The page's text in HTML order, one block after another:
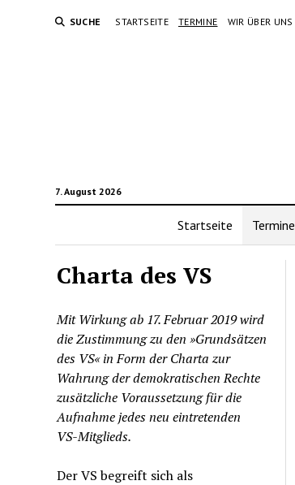
SUCHE STARTSEITE TERMINE WIR ÜBER UNS
7. August 2026
Startseite Termine
Charta des VS
Mit Wirkung ab 17. Februar 2019 wird
die Zustimmung zu den »Grundsätzen
des VS« in Form der Charta zur
Wahrung der demokratischen Rechte
zusätzliche Voraussetzung für die
Aufnahme jedes neu eintretenden
VS-Mitglieds.
Der VS begreift sich als